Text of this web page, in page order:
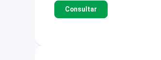
Consultar